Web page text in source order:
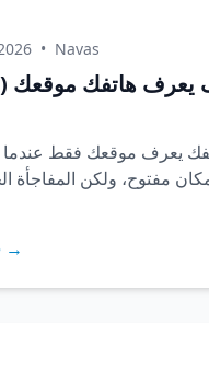
• Navas
يعرف هاتفك موقعك
يعرف موقعك فقط
مفتوح، ولكن المفاجأة
→